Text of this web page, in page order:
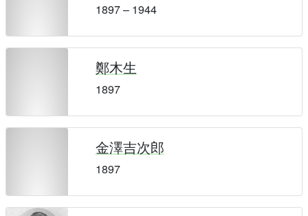
1897 – 1944
鄭木生
1897
金澤吉次郎
1897